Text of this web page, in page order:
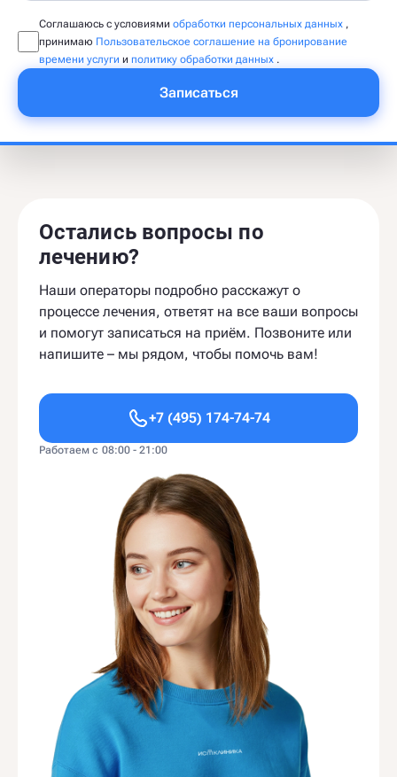
Соглашаюсь с условиями обработки персональных данных ,
принимаю Пользовательское соглашение на бронирование
времени услуги и политику обработки данных .
Записаться
Остались вопросы по
лечению?
Наши операторы подробно расскажут о
процессе лечения, ответят на все ваши вопросы
и помогут записаться на приём. Позвоните или
напишите – мы рядом, чтобы помочь вам!
+7 (495) 174-74-74
Работаем с 08:00 - 21:00